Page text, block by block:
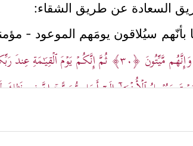
السعادة عن طريق الشقاء:
بأنّهم سيُلاقون يومَهم الموعود -
مَّیِّتُونَ ﴿٣٠﴾ ثُمَّ إِنَّكُمۡ یَوۡمَ ٱلۡقِیَـٰمَةِ
وَیُرۡسِلُ ٱلۡأُخۡرَىٰۤ إِلَىٰۤ أَجَلࣲ مُّسَمًّىۚ إِنَّ فِی ذَ ٰ⁠لِكَ
في الدنيا.